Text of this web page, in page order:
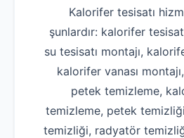
Kalorifer tesisatı
şunlardır: kalorifer
su tesisatı montajı,
kalorifer vanası
petek temizleme,
temizleme, petek
temizliği, radyatör